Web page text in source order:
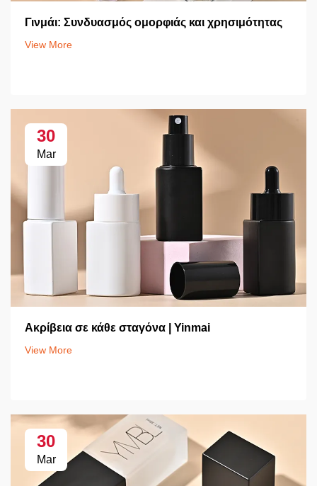
Γινμάι: Συνδυασμός ομορφιάς και χρησιμότητας
View More
30
Mar
Ακρίβεια σε κάθε σταγόνα | Yinmai
View More
30
Mar